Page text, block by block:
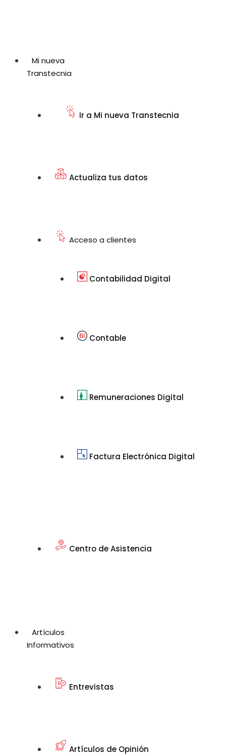
Mi nueva
Transtecnia
Ir a Mi nueva Transtecnia
Actualiza tus datos
Acceso a clientes
Contabilidad Digital
Contable
Remuneraciones Digital
Factura Electrónica Digital
Centro de Asistencia
Artículos
Informativos
Entrevistas
Artículos de Opinión